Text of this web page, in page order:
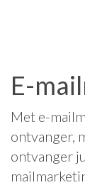
E-
Met e-
ontvanger,
ontvanger